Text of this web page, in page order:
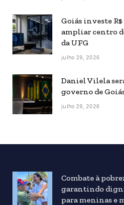
Goiás investe
ampliar centro
da UFG
julho 29, 2026
Daniel Vilela
governo de
julho 29, 2026
Combate à
garantindo
para meninas e